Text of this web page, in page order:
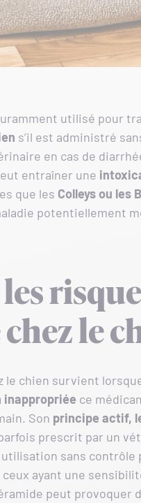
utilisé pour
s’il est administré
en cas de
entraîner une
que les Colleys ou les
potentiellement
le
le chien survient
inappropriée ce
Son principe actif,
prescrit par un
sans contrôle
ayant une
peut provoquer